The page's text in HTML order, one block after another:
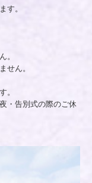
す。
。
せん。
。
・告別式の際のご休